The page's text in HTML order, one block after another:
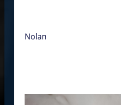
Nolan